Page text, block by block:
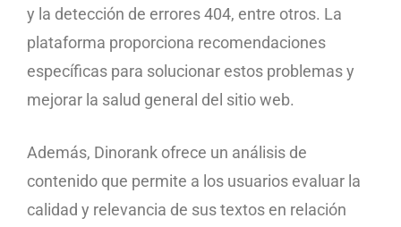
y la detección de errores 404, entre otros. La
plataforma proporciona recomendaciones
específicas para solucionar estos problemas y
mejorar la salud general del sitio web.
Además, Dinorank ofrece un análisis de
contenido que permite a los usuarios evaluar la
calidad y relevancia de sus textos en relación